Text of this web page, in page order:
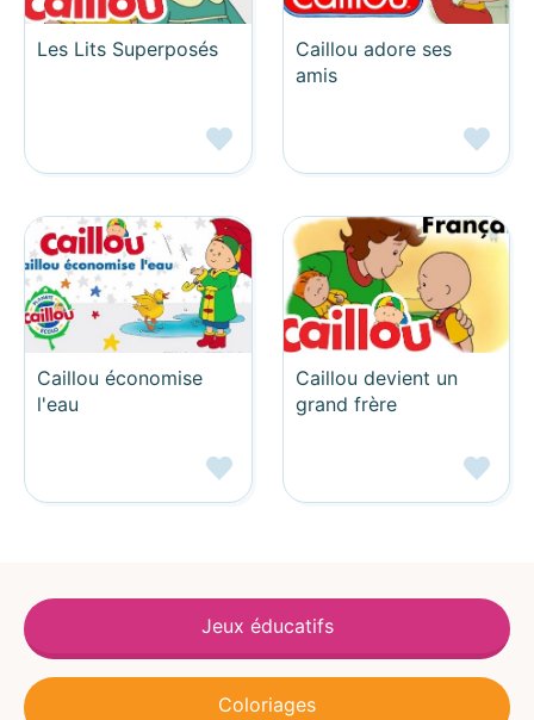
Les Lits Superposés
Caillou adore ses
amis
Caillou économise
l'eau
Caillou devient un
grand frère
Jeux éducatifs
Coloriages